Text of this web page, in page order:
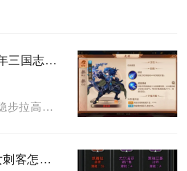
有什么技巧可以在少年三国志2后期提升战力
少年三国志2后期想要稳步拉高战力，核心技巧是停止全员均衡养成，集中资源打造双核体系，深挖神
地下城堡2失落王城女刺客怎么打